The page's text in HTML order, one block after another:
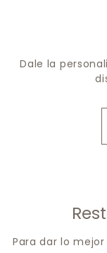
Dale la
Para dar lo